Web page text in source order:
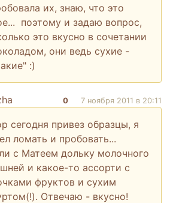
их, знаю, что это
поэтому и задаю вопрос,
это вкусно в сочетании
они ведь сухие -
:)
0 7 ноября 2011 в 20:11
сегодня привез образцы, я
ломать и пробовать...
с Матеем дольку молочного
и какое-то ассорти с
фруктов и сухим
Отвечаю - вкусно!